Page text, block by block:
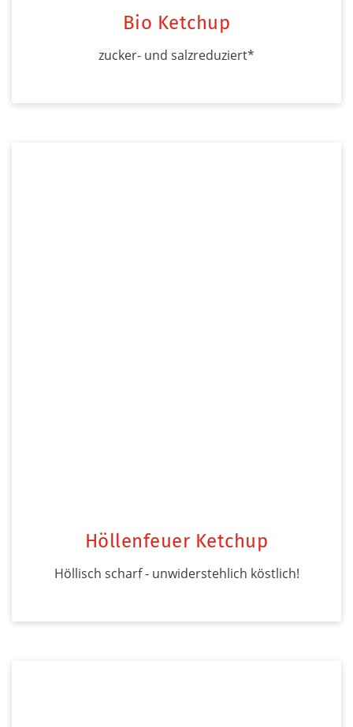
Bio Ketchup
zucker- und salzreduziert*
Höllenfeuer Ketchup
Höllisch scharf - unwiderstehlich köstlich!